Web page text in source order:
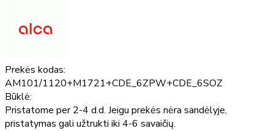
Prekės kodas:
AM101/1120+M1721+CDE_6ZPW+CDE_6SOZ
Būklė:
Pristatome per 2-4 d.d. Jeigu prekės nėra sandėlyje,
pristatymas gali užtrukti iki 4-6 savaičių.